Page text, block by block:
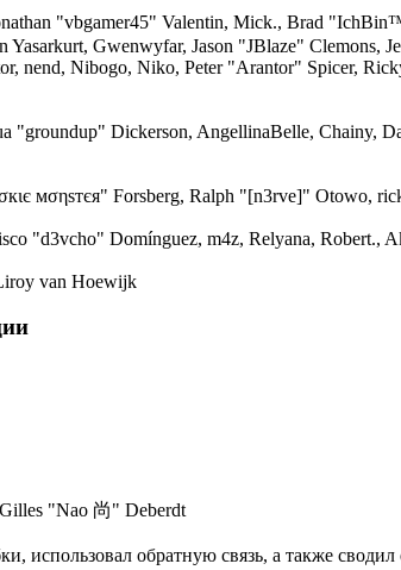
"vbgamer45" Valentin, Mick., Brad
Yasarkurt, Gwenwyfar, Jason "JBlaze"
nend, Nibogo, Niko, Peter "Arantor" Spicer,
"groundup" Dickerson, AngellinaBelle, Chainy,
мσηѕтєя" Forsberg, Ralph "[n3rve]" Otowo,
"d3vcho" Domínguez, m4z, Relyana, Robert.,
van Hoewijk
"Nao 尚" Deberdt
использовал обратную связь, а также сводил